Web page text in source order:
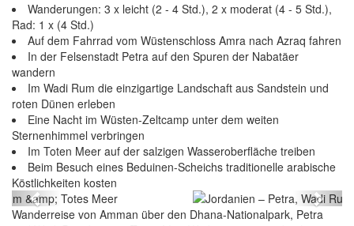
Wanderungen: 3 x leicht (2 - 4 Std.), 2 x moderat (4 - 5 Std.),
Rad: 1 x (4 Std.)
Auf dem Fahrrad vom Wüstenschloss Amra nach Azraq fahren
In der Felsenstadt Petra auf den Spuren der Nabatäer
wandern
Im Wadi Rum die einzigartige Landschaft aus Sandstein und
roten Dünen erleben
Eine Nacht im Wüsten-Zeltcamp unter dem weiten
Sternenhimmel verbringen
Im Toten Meer auf der salzigen Wasseroberfläche treiben
Beim Besuch eines Beduinen-Scheichs traditionelle arabische
Köstlichkeiten kosten
Jordanien – Petra, Wadi Rum & Totes Meer
Previous Next
Wanderreise von Amman über den Dhana-Nationalpark, Petra